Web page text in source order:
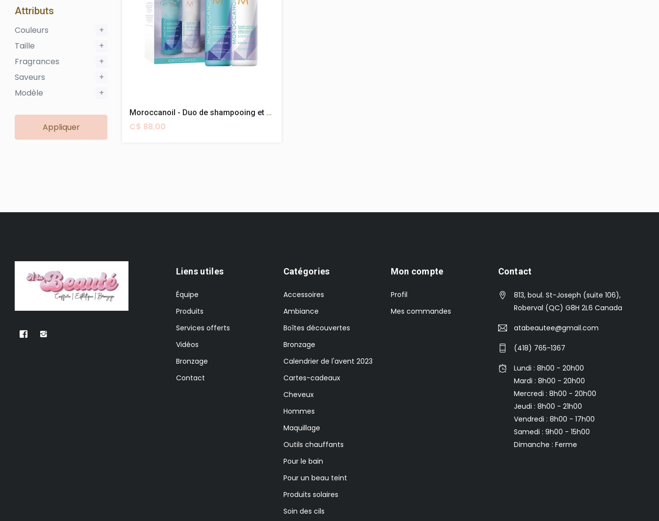
Attributs
Couleurs
+
Taille
+
Fragrances
+
Saveurs
+
Modèle
+
Appliquer
Moroccanoil - Duo de shampooing et revitalisant Blonde
C$ 88,00
Liens utiles
Équipe
Produits
Services offerts
Vidéos
Bronzage
Contact
Catégories
Accessoires
Ambiance
Boîtes découvertes
Bronzage
Calendrier de l'avent 2023
Cartes-cadeaux
Cheveux
Hommes
Maquillage
Outils chauffants
Pour le bain
Pour un beau teint
Produits solaires
Soin des cils
Mon compte
Profil
Mes commandes
Contact
813, boul. St-Joseph (suite 106),
Roberval (QC) G8H 2L6 Canada
atabeautee@gmail.com
(418) 765-1367
Lundi : 8h00 - 20h00
Mardi : 8h00 - 20h00
Mercredi : 8h00 - 20h00
Jeudi : 8h00 - 21h00
Vendredi : 8h00 - 17h00
Samedi : 9h00 - 15h00
Dimanche : Ferme